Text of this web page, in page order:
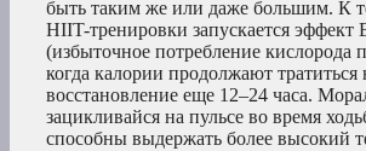
быть таким же или даже большим. К
HIIT-тренировки запускается эффект
(избыточное потребление кислорода
когда калории продолжают тратиться
восстановление еще 12–24 часа.
зацикливайся на пульсе во время
способны выдержать более высокий